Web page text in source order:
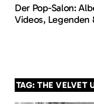
Der Pop-Salon:
Videos, Legenden
TAG: THE VELVET